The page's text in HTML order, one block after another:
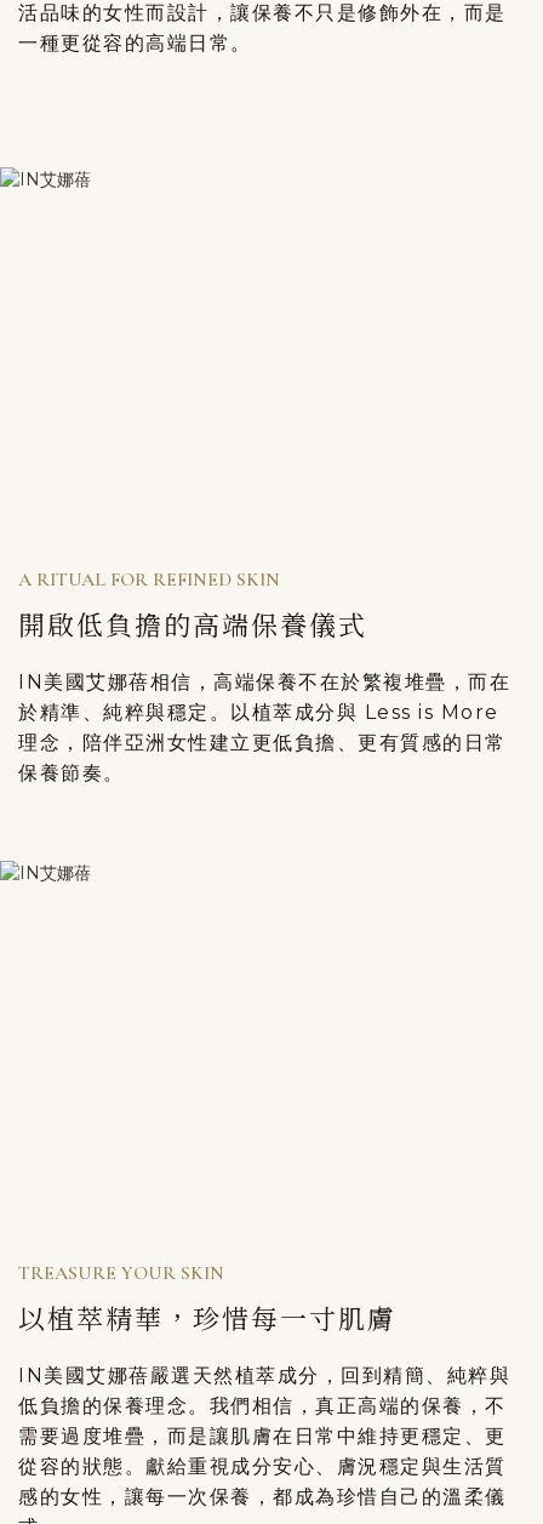
活品味的女性而設計，讓保養不只是修飾外在，而是
一種更從容的高端日常。
A RITUAL FOR REFINED SKIN
開啟低負擔的高端保養儀式
IN美國艾娜蓓相信，高端保養不在於繁複堆疊，而在
於精準、純粹與穩定。以植萃成分與 Less is More
理念，陪伴亞洲女性建立更低負擔、更有質感的日常
保養節奏。
TREASURE YOUR SKIN
以植萃精華，珍惜每一寸肌膚
IN美國艾娜蓓嚴選天然植萃成分，回到精簡、純粹與
低負擔的保養理念。 我們相信，真正高端的保養，不
需要過度堆疊，而是讓肌膚在日常中維持更穩定、更
從容的狀態。 獻給重視成分安心、膚況穩定與生活質
感的女性，讓每一次保養，都成為珍惜自己的溫柔儀